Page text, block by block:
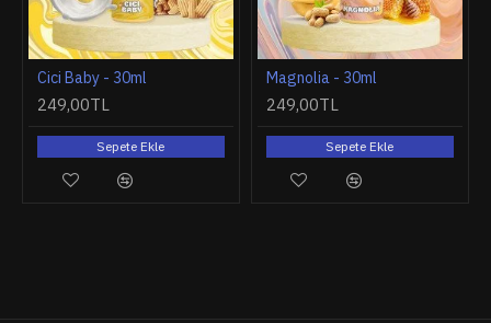
Cici Baby - 30ml
249,00TL
Sepete Ekle
Magnolia - 30ml
249,00TL
Sepete Ekle